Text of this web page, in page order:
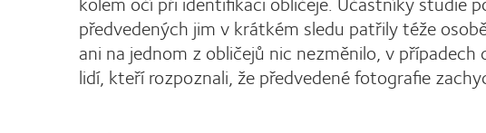
předvedených jim v krátkém sledu patřily téže
ani na jednom z obličejů nic nezměnilo, v
lidí, kteří rozpoznali, že předvedené fotografie